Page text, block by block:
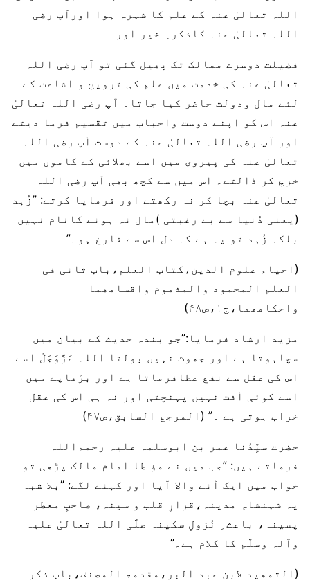
اللہ تعالیٰ عنہ کے علم کا شہرہ ہوا اورآپ رضی
اللہ تعالیٰ عنہ کاذکر ِ خیر اور
فضیلت دوسرے ممالک تک پھیل گئی تو آپ رضی اللہ
تعالیٰ عنہ کی خدمت میں علم کی ترویج و اشاعت کے
لئے مال ودولت حاضر کیا جاتا۔ آپ رضی اللہ تعالیٰ
عنہ اس کو اپنے دوست واحباب میں تقسیم فرما دیتے
اور آپ رضی اللہ تعالیٰ عنہ کے دوست آپ رضی اللہ
تعالیٰ عنہ کی پیروی میں اسے بھلائی کے کاموں میں
خرچ کر ڈالتے۔ اس میں سے کچھ بھی آپ رضی اللہ
تعالیٰ عنہ بچا کر نہ رکھتے اور فرمایا کرتے: ”زُہد
(یعنی دُنیا سے بے رغبتی )مال نہ ہونے کانام نہیں
بلکہ زُہد تو یہ ہے کہ دل اس سے فارغ ہو۔”
(احیاء علوم الدین،کتاب العلم،باب ثانی فی
العلم المحمود والمذموم واقسامھما
واحکامھما،ج۱،ص۴۸)
مزید ارشاد فرمایا:”جو بندہ حدیث کے بیان میں
سچاہوتا ہے اور جھوٹ نہیں بولتا اللہ عَزَّوَجَلَّ اسے
اس کی عقل سے نفع عطافرماتا ہے اور بڑھاپے میں
اسے کوئی آفت نہیں پہنچتی اور نہ ہی اس کی عقل
خراب ہوتی ہے ۔” (المرجع السابق،ص۴۷)
حضرت سیِّدُنا عمر بن ابوسلمہ علیہ رحمۃاللہ
فرماتے ہیں: ”جب میں نے مؤ طا امام مالک پڑھی تو
خواب میں ایک آنے والا آیا اور کہنے لگے: ”بلا شبہ
یہ شہنشاہِ مدینہ،قرارِ قلب و سینہ، صاحبِ معطر
پسینہ، باعث ِ نُزولِ سکینہ صلَّی اللہ تعالیٰ علیہ
وآلہ وسلَّم کا کلام ہے۔”
(التمھید لابن عبد البر،مقدمۃ المصنف،باب ذکر